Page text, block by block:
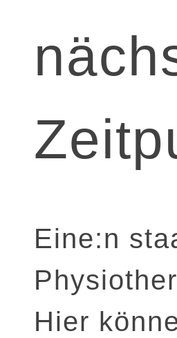
Eine:n
Hier